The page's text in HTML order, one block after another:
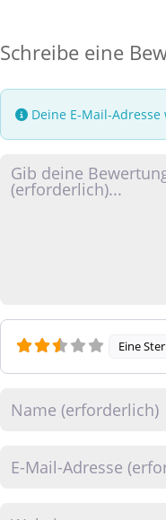
Schreibe eine
Deine E-Mail-
Rezensionstext
Eine